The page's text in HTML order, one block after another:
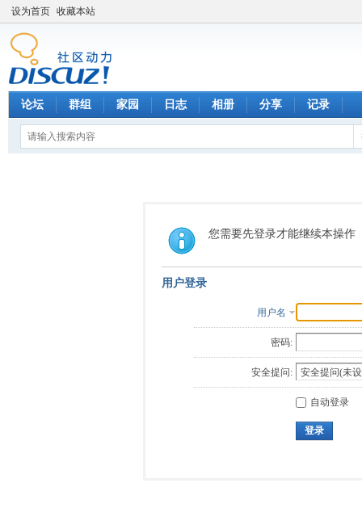
设为首页 收藏本站
论坛 群组 家园 日志 相册 分享 记录
您需要先登录才能继续本操作
用户登录
用户名
密码:
安全提问:
自动登录
登录